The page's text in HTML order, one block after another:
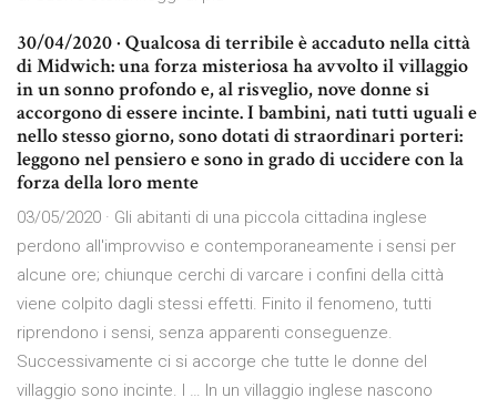
30/04/2020 · Qualcosa di terribile è accaduto nella città
di Midwich: una forza misteriosa ha avvolto il villaggio
in un sonno profondo e, al risveglio, nove donne si
accorgono di essere incinte. I bambini, nati tutti uguali e
nello stesso giorno, sono dotati di straordinari porteri:
leggono nel pensiero e sono in grado di uccidere con la
forza della loro mente
03/05/2020 · Gli abitanti di una piccola cittadina inglese
perdono all'improvviso e contemporaneamente i sensi per
alcune ore; chiunque cerchi di varcare i confini della città
viene colpito dagli stessi effetti. Finito il fenomeno, tutti
riprendono i sensi, senza apparenti conseguenze.
Successivamente ci si accorge che tutte le donne del
villaggio sono incinte. I … In un villaggio inglese nascono